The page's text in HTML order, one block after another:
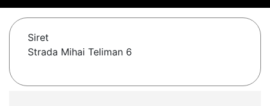
Siret
Strada Mihai Teliman 6